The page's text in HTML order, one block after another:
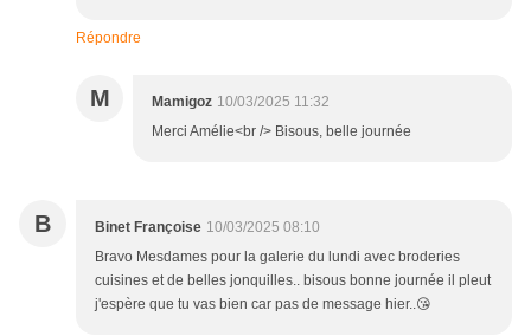
Répondre
M Mamigoz 10/03/2025 11:32
Merci Amélie<br /> Bisous, belle journée
B Binet Françoise 10/03/2025 08:10
Bravo Mesdames pour la galerie du lundi avec broderies
cuisines et de belles jonquilles.. bisous bonne journée il pleut
j'espère que tu vas bien car pas de message hier..😘